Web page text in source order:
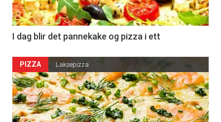
I dag blir det pannekake og pizza i ett
PIZZA Laksepizza